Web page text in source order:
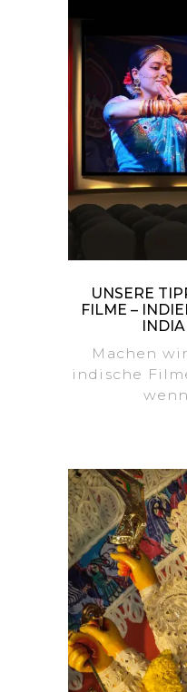
UNSERE
FILME –
Machen
indische